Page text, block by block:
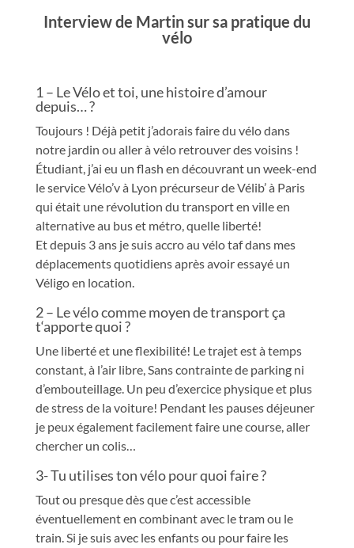
Interview de Martin sur sa pratique du
vélo
1 – Le Vélo et toi, une histoire d’amour
depuis… ?
Toujours ! Déjà petit j’adorais faire du vélo dans
notre jardin ou aller à vélo retrouver des voisins !
Étudiant, j’ai eu un flash en découvrant un week-end
le service Vélo’v à Lyon précurseur de Vélib’ à Paris
qui était une révolution du transport en ville en
alternative au bus et métro, quelle liberté!
Et depuis 3 ans je suis accro au vélo taf dans mes
déplacements quotidiens après avoir essayé un
Véligo en location.
2 – Le vélo comme moyen de transport ça
t‘apporte quoi ?
Une liberté et une flexibilité! Le trajet est à temps
constant, à l’air libre, Sans contrainte de parking ni
d’embouteillage. Un peu d’exercice physique et plus
de stress de la voiture! Pendant les pauses déjeuner
je peux également facilement faire une course, aller
chercher un colis…
3- Tu utilises ton vélo pour quoi faire ?
Tout ou presque dès que c’est accessible
éventuellement en combinant avec le tram ou le
train. Si je suis avec les enfants ou pour faire les